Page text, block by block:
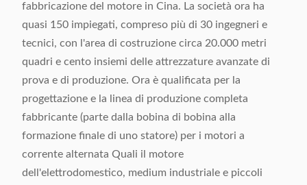
fabbricazione del motore in Cina. La società ora ha
quasi 150 impiegati, compreso più di 30 ingegneri e
tecnici, con l'area di costruzione circa 20.000 metri
quadri e cento insiemi delle attrezzature avanzate di
prova e di produzione. Ora è qualificata per la
progettazione e la linea di produzione completa
fabbricante (parte dalla bobina di bobina alla
formazione finale di uno statore) per i motori a
corrente alternata Quali il motore
dell'elettrodomestico, medium industriale e piccoli